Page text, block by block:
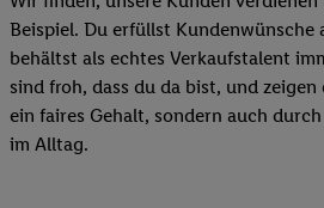
Beispiel. Du erfüllst Kundenwünsche
behältst als echtes Verkaufstalent
sind froh, dass du da bist, und
ein faires Gehalt, sondern auch
im Alltag.